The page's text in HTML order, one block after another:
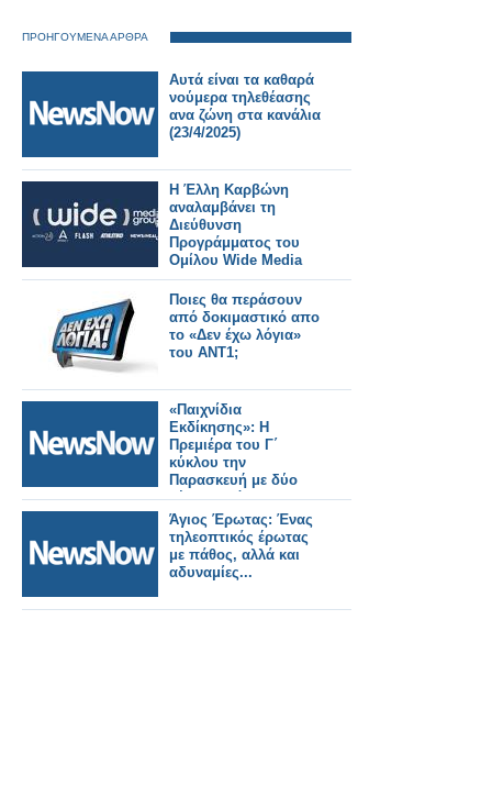
ΠΡΟΗΓΟΥΜΕΝΑ ΑΡΘΡΑ
Αυτά είναι τα καθαρά
νούμερα τηλεθέασης
ανα ζώνη στα κανάλια
(23/4/2025)
Η Έλλη Καρβώνη
αναλαμβάνει τη
Διεύθυνση
Προγράμματος του
Ομίλου Wide Media
Group
Ποιες θα περάσουν
από δοκιμαστικό απο
το «Δεν έχω λόγια»
του ΑΝΤ1;
«Παιχνίδια
Εκδίκησης»: Η
Πρεμιέρα του Γ΄
κύκλου την
Παρασκευή με δύο
νέα επεισόδια στο
ΑΝΤ1+
Άγιος Έρωτας: Ένας
τηλεοπτικός έρωτας
με πάθος, αλλά και
αδυναμίες...